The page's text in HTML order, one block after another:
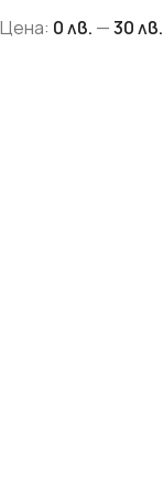
Цена: 0 лв. —30 лв.